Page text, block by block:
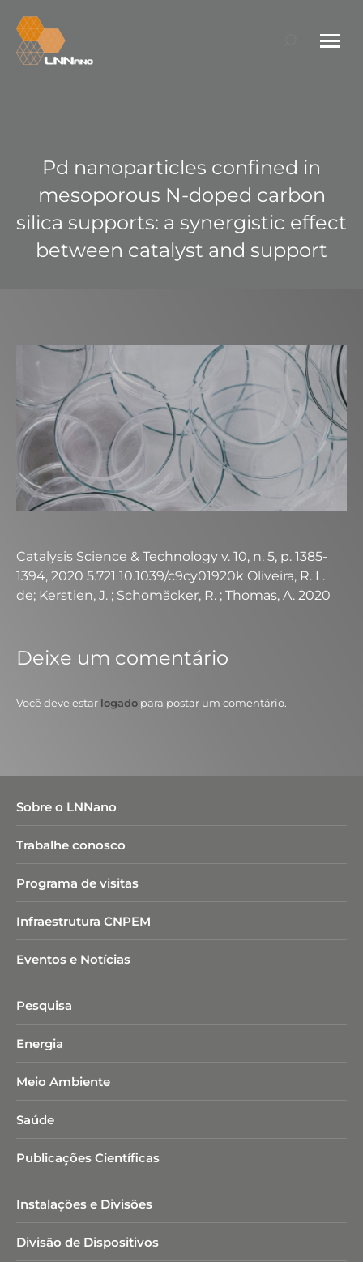
Search:
Pd nanoparticles confined in
mesoporous N-doped carbon
silica supports: a synergistic effect
between catalyst and support
Catalysis Science & Technology v. 10, n. 5, p. 1385-
1394, 2020 5.721 10.1039/c9cy01920k Oliveira, R. L.
de; Kerstien, J. ; Schomäcker, R. ; Thomas, A. 2020
Deixe um comentário
Você deve estar logado para postar um comentário.
Sobre o LNNano
Trabalhe conosco
Programa de visitas
Infraestrutura CNPEM
Eventos e Notícias
Pesquisa
Energia
Meio Ambiente
Saúde
Publicações Científicas
Instalações e Divisões
Divisão de Dispositivos